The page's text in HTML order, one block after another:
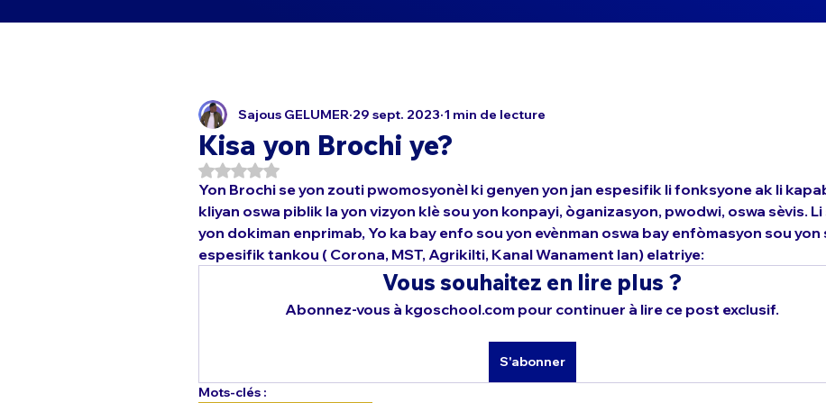
Kisa yon Brochi ye?
Sajous GELUMER 29 sept. 2023 1 min de lecture
Noté NaN étoiles sur 5.
Yon Brochi se yon zouti pwomosyonèl ki genyen yon jan espesifik li fonksyone ak li
kliyan oswa piblik la yon vizyon klè sou yon konpayi, òganizasyon, pwodwi, oswa sèvis. Li
yon dokiman enprimab, Yo ka bay enfo sou yon evènman oswa bay enfòmasyon sou yon
espesifik tankou ( Corona, MST, Agrikilti, Kanal Wanament lan) elatriye:
Vous souhaitez en lire plus ?
Abonnez-vous à kgoschool.com pour continuer à lire ce post exclusif.
S'abonner
Mots-clés :